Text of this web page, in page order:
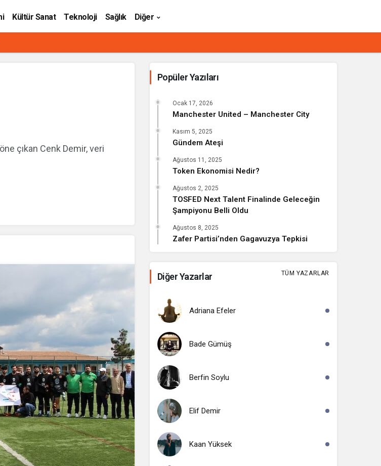
Kültür Sanat Teknoloji Sağlık Diğer
çıkan Cenk Demir, veri
Popüler Yazıları
Manchester United – Manchester City
Ocak 17, 2026
Gündem Ateşi
Kasım 5, 2025
Token Ekonomisi Nedir?
Ağustos 11, 2025
TOSFED Next Talent Finalinde Geleceğin
Şampiyonu Belli Oldu
Ağustos 2, 2025
Zafer Partisi’nden Gagavuzya Tepkisi
Ağustos 8, 2025
Diğer Yazarlar TÜM YAZARLAR
Adriana Efeler
Bade Gümüş
Berfin Soylu
Elif Demir
Kaan Yüksek